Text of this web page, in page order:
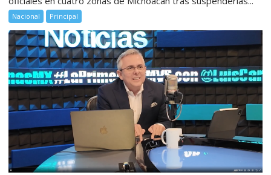
Nacional Principal